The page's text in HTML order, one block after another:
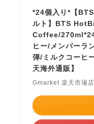
*24個入り*【
ルト】BTS
Coffee/
ヒー/メンバーラ
弾/ミルクコーヒ
天海外通販】
Gmarket 楽天市場店